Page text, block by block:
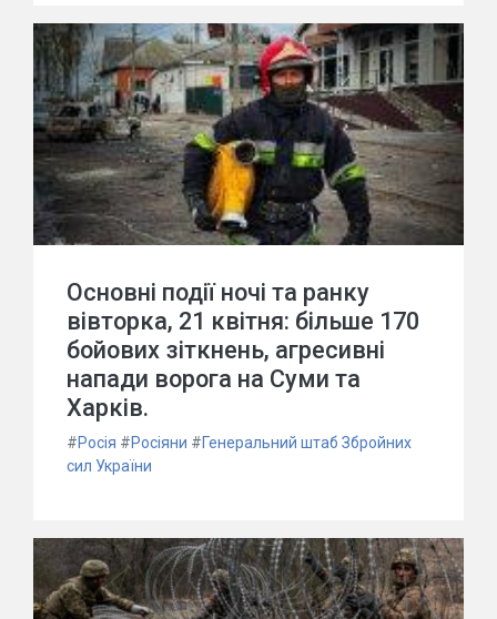
Основні події ночі та ранку
вівторка, 21 квітня: більше 170
бойових зіткнень, агресивні
напади ворога на Суми та
Харків.
#Росія #Росіяни #Генеральний штаб Збройних
сил України